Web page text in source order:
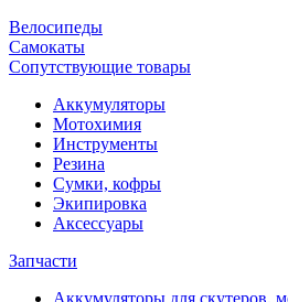
Велосипеды
Самокаты
Сопутствующие товары
Аккумуляторы
Мотохимия
Инструменты
Резина
Сумки, кофры
Экипировка
Аксессуары
Запчасти
Аккумуляторы для скутеров,